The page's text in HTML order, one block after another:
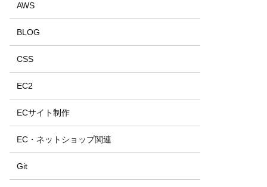
AWS
BLOG
CSS
EC2
ECサイト制作
EC・ネットショップ関連
Git